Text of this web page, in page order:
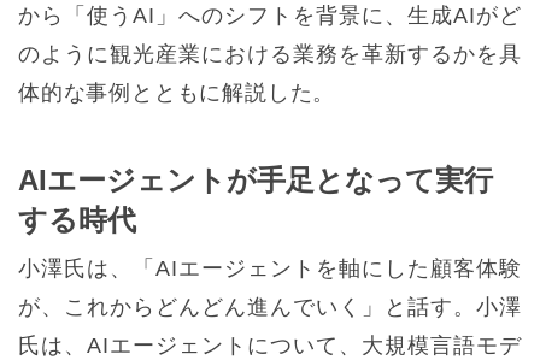
から「使うAI」へのシフトを背景に、生成AIがど
のように観光産業における業務を革新するかを具
体的な事例とともに解説した。
AIエージェントが手足となって実行
する時代
小澤氏は、「AIエージェントを軸にした顧客体験
が、これからどんどん進んでいく」と話す。小澤
氏は、AIエージェントについて、大規模言語モデ